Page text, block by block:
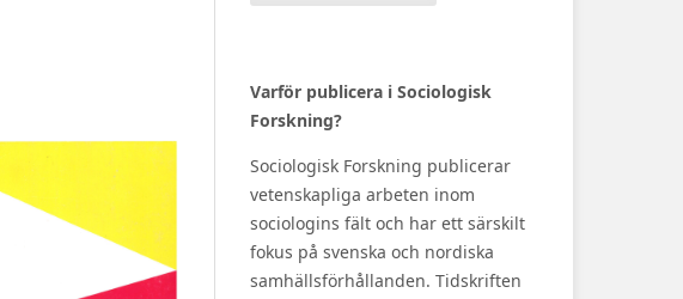
Varför publicera i Sociologisk
Forskning?
Sociologisk Forskning publicerar
vetenskapliga arbeten inom
sociologins fält och har ett särskilt
fokus på svenska och nordiska
samhällsförhållanden. Tidskriften